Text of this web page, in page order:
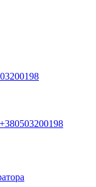
+380503200198